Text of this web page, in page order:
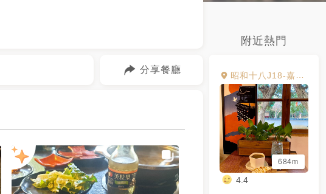
附近熱門
昭和十八J18-嘉義市史蹟資料館
684m
4.4
分享餐廳